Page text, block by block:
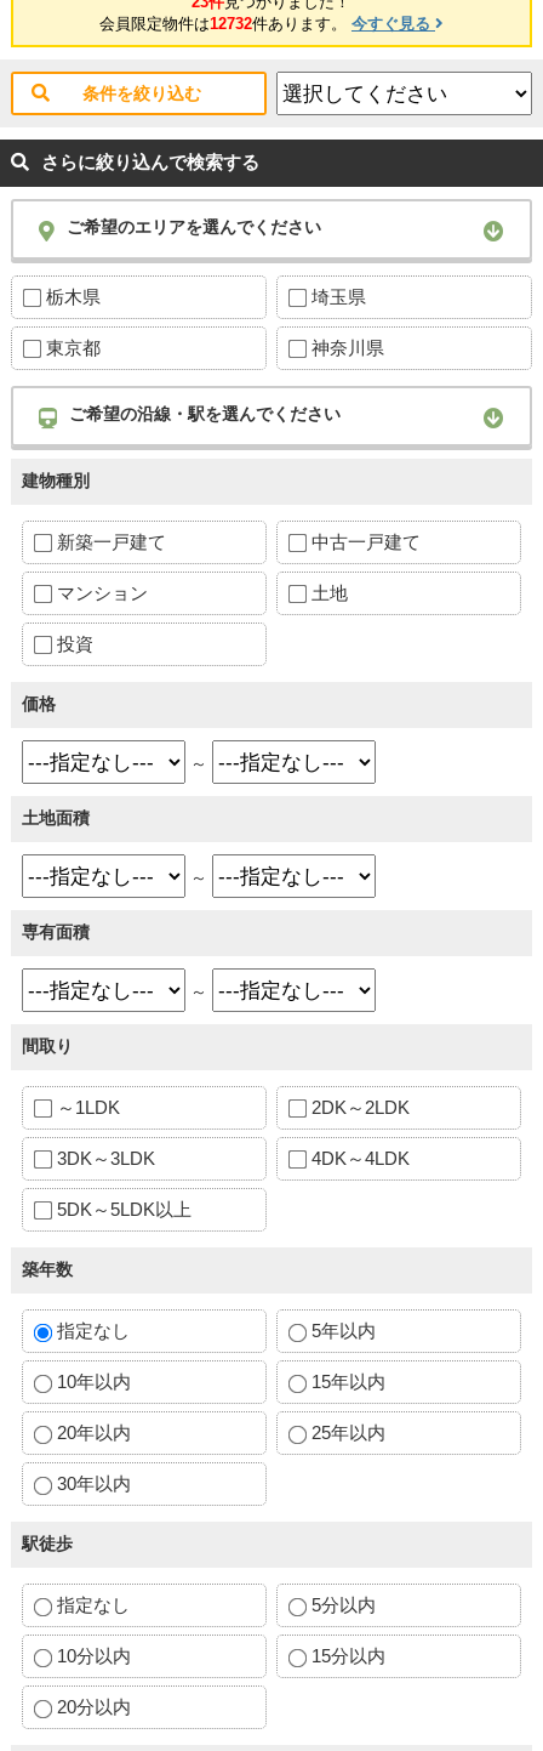
会員限定物件は12732件あります。 今すぐ見る
条件を絞り込む
さらに絞り込んで検索する
ご希望のエリアを選んでください
栃木県 埼玉県
東京都 神奈川県
ご希望の沿線・駅を選んでください
建物種別
新築一戸建て 中古一戸建て
マンション 土地
投資
価格
～
土地面積
～
専有面積
～
間取り
～1LDK 2DK～2LDK
3DK～3LDK 4DK～4LDK
5DK～5LDK以上
築年数
指定なし 5年以内
10年以内 15年以内
20年以内 25年以内
30年以内
駅徒歩
指定なし 5分以内
10分以内 15分以内
20分以内